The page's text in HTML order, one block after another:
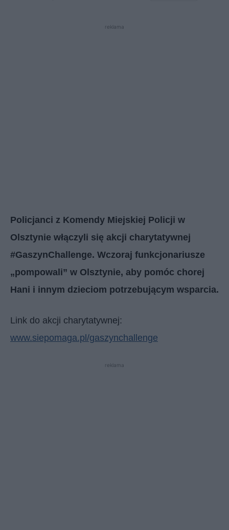
reklama
Policjanci z Komendy Miejskiej Policji w
Olsztynie włączyli się akcji charytatywnej
#GaszynChallenge. Wczoraj funkcjonariusze
„pompowali” w Olsztynie, aby pomóc chorej
Hani i innym dzieciom potrzebującym wsparcia.
Link do akcji charytatywnej:
www.siepomaga.pl/gaszynchallenge
reklama